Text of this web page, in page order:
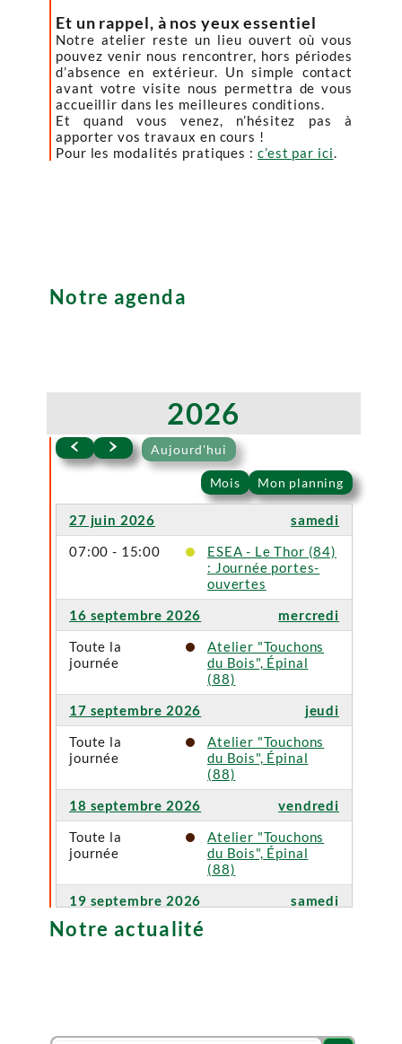
Et un rappel, à nos yeux essentiel
Notre atelier reste un lieu ouvert où vous
pouvez venir nous rencontrer, hors périodes
d’absence en extérieur. Un simple contact
avant votre visite nous permettra de vous
accueillir dans les meilleures conditions.
Et quand vous venez, n’hésitez pas à
apporter vos travaux en cours !
Pour les modalités pratiques : c’est par ici.
Notre agenda
2026
Aujourd'hui
Mois Mon planning
27 juin 2026
samedi
07:00 - 15:00
ESEA - Le Thor (84)
: Journée portes-
ouvertes
16 septembre 2026
mercredi
Toute la
journée
Atelier "Touchons
du Bois", Épinal
(88)
17 septembre 2026
jeudi
Toute la
journée
Atelier "Touchons
du Bois", Épinal
(88)
18 septembre 2026
vendredi
Toute la
journée
Atelier "Touchons
du Bois", Épinal
(88)
19 septembre 2026
samedi
Toute la
Notre actualité